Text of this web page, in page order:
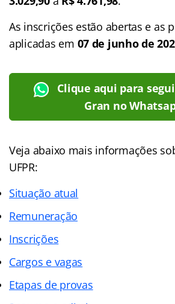
As inscrições estão abertas e as
aplicadas em 07 de junho de
Clique aqui para
Gran no
Veja abaixo mais informações
UFPR:
Situação atual
Remuneração
Inscrições
Cargos e vagas
Etapas de provas